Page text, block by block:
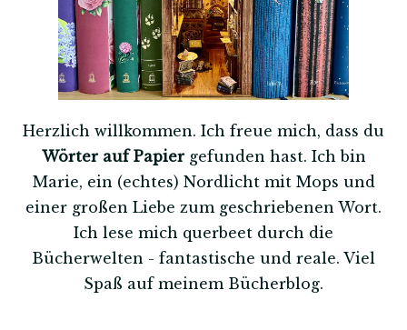
Herzlich willkommen. Ich freue mich, dass du
Wörter auf Papiergefunden hast. Ich bin
Marie, ein (echtes) Nordlicht mit Mops und
einer großen Liebe zum geschriebenen Wort.
Ich lese mich querbeet durch die
Bücherwelten - fantastische und reale. Viel
Spaß auf meinem Bücherblog.